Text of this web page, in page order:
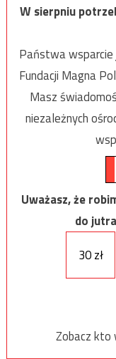
W sierpniu
Państwa wsparcie
Fundacji Magna
Masz
niezależnych
Uważasz, że
do
30 zł
Zobacz kto